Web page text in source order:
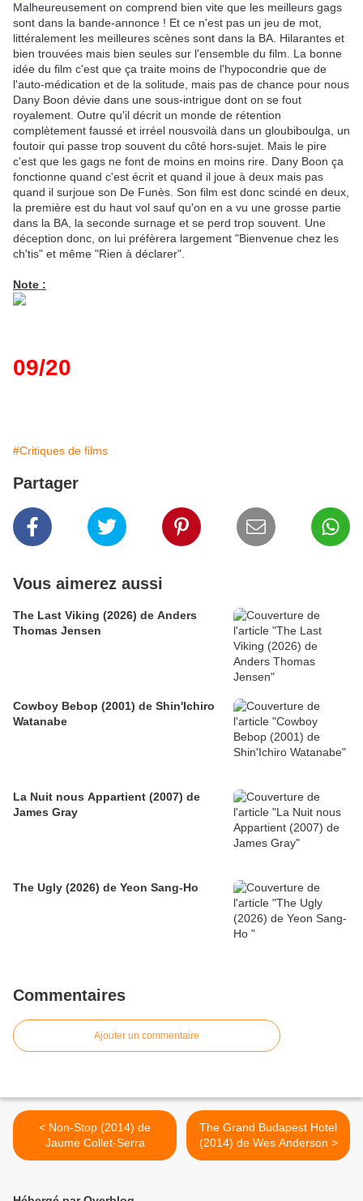
Malheureusement on comprend bien vite que les meilleurs gags
sont dans la bande-annonce ! Et ce n'est pas un jeu de mot,
littéralement les meilleures scènes sont dans la BA. Hilarantes et
bien trouvées mais bien seules sur l'ensemble du film. La bonne
idée du film c'est que ça traite moins de l'hypocondrie que de
l'auto-médication et de la solitude, mais pas de chance pour nous
Dany Boon dévie dans une sous-intrigue dont on se fout
royalement. Outre qu'il décrit un monde de rétention
complètement faussé et irréel nousvoilà dans un gloubiboulga, un
foutoir qui passe trop souvent du côté hors-sujet. Mais le pire
c'est que les gags ne font de moins en moins rire. Dany Boon ça
fonctionne quand c'est écrit et quand il joue à deux mais pas
quand il surjoue son De Funès. Son film est donc scindé en deux,
la première est du haut vol sauf qu'on en a vu une grosse partie
dans la BA, la seconde surnage et se perd trop souvent. Une
déception donc, on lui préfèrera largement "Bienvenue chez les
ch'tis" et même "Rien à déclarer".
Note :
09/20
#Critiques de films
Partager
Vous aimerez aussi
The Last Viking (2026) de Anders
Thomas Jensen
Cowboy Bebop (2001) de Shin'Ichiro
Watanabe
La Nuit nous Appartient (2007) de
James Gray
The Ugly (2026) de Yeon Sang-Ho
Commentaires
Ajouter un commentaire
< Non-Stop (2014) de
Jaume Collet-Serra
The Grand Budapest Hotel
(2014) de Wes Anderson >